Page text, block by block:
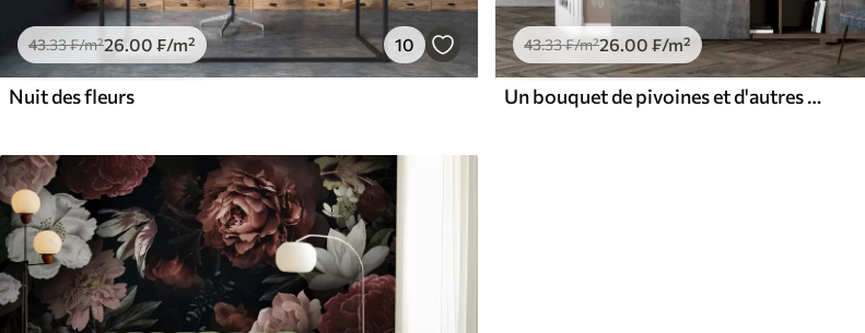
43.33₣/m²26 .00 ₣/m² 10
Nuit des fleurs
43.33₣/m²26 .00 ₣/m²
Un bouquet de pivoines et d'autres fleurs luxuriantes aux couleurs pastel sur un fond doux et flou